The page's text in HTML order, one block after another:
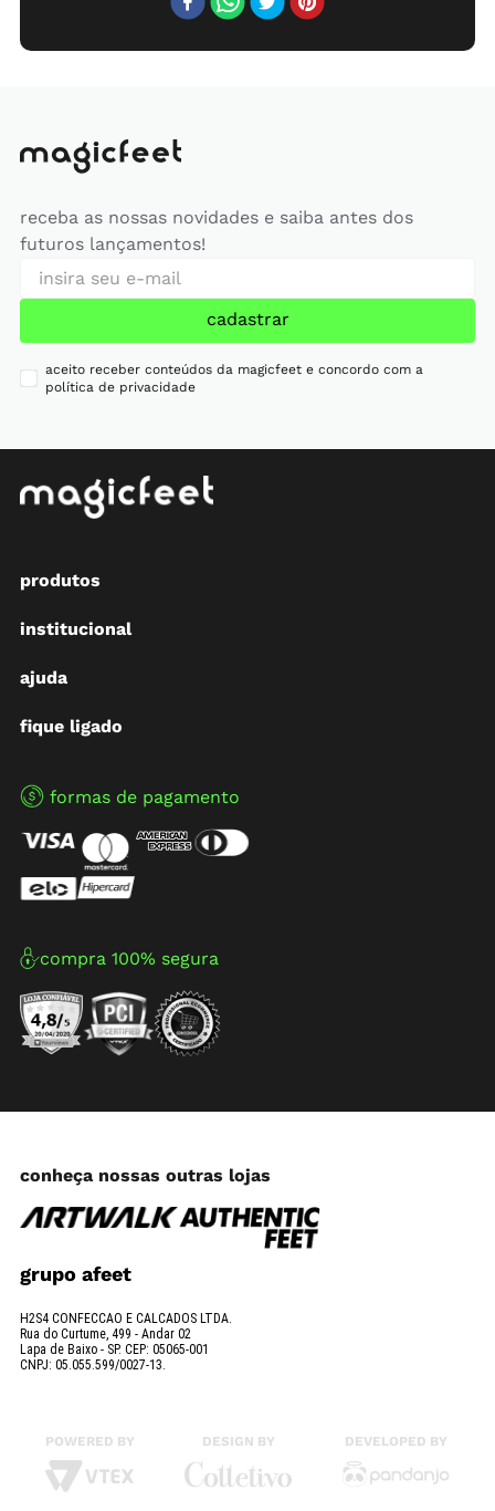
receba as nossas novidades e saiba antes dos
futuros lançamentos!
cadastrar
aceito receber conteúdos da magicfeet e concordo com a
política de privacidade
produtos
institucional
ajuda
fique ligado
formas de pagamento
compra 100% segura
conheça nossas outras lojas
grupo afeet
H2S4 CONFECCAO E CALCADOS LTDA.
Rua do Curtume, 499 - Andar 02
Lapa de Baixo - SP. CEP: 05065-001
CNPJ: 05.055.599/0027-13.
POWERED BY DESIGN BY DEVELOPED BY